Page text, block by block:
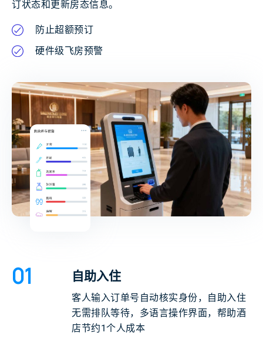
订状态和更新房态信息。
防止超额预订
硬件级飞房预警
01 自助入住
客人输入订单号自动核实身份，自助入住
无需排队等待，多语言操作界面，帮助酒
店节约1个人成本